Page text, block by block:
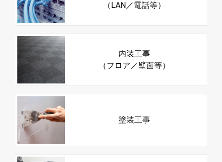
（LAN／電話等）
内装工事
（フロア／壁面等）
塗装工事